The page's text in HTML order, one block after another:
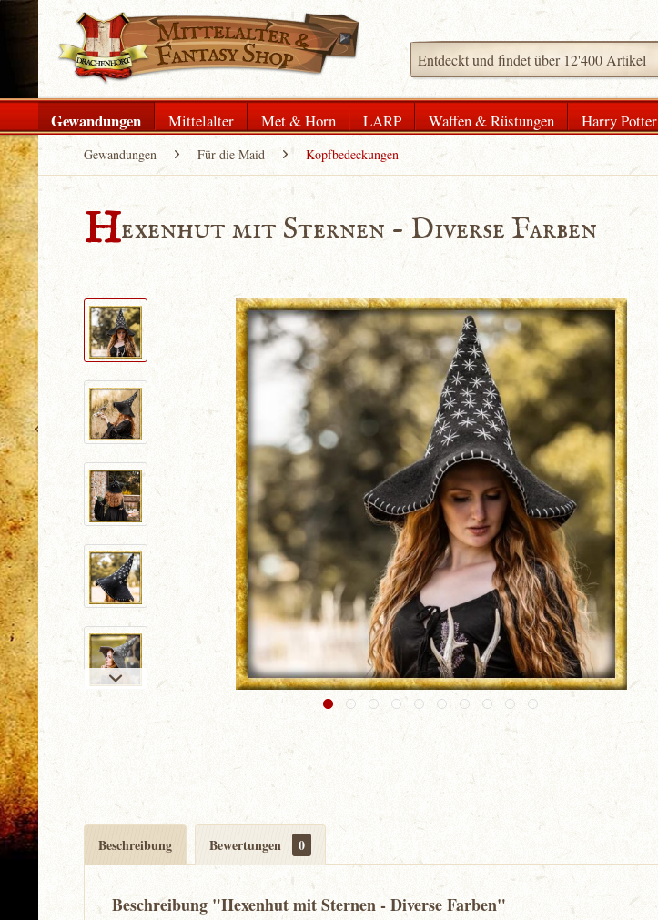
Gewandungen Mittelalter Met & Horn LARP Waffen & Rüstungen Harry Potter
Gewandungen Für die Maid Kopfbedeckungen
Hexenhut mit Sternen - Diverse Farben
Beschreibung Bewertungen 0
Beschreibung "Hexenhut mit Sternen - Diverse Farben"